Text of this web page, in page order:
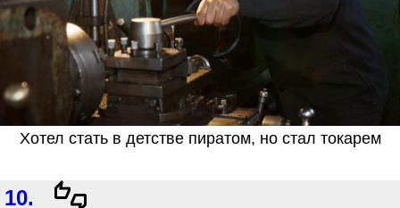
Хотел стать в детстве пиратом, но стал токарем
10.